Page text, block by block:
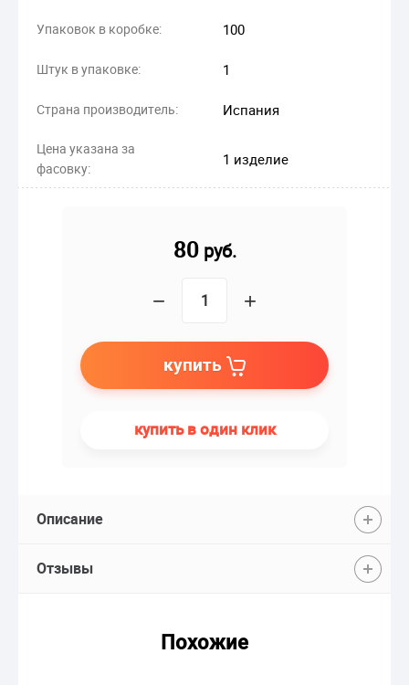
Упаковок в коробке: 100
Штук в упаковке: 1
Страна производитель: Испания
Цена указана за
фасовку:
1 изделие
80руб.
− +
купить
купить в один клик
Описание
Отзывы
Похожие